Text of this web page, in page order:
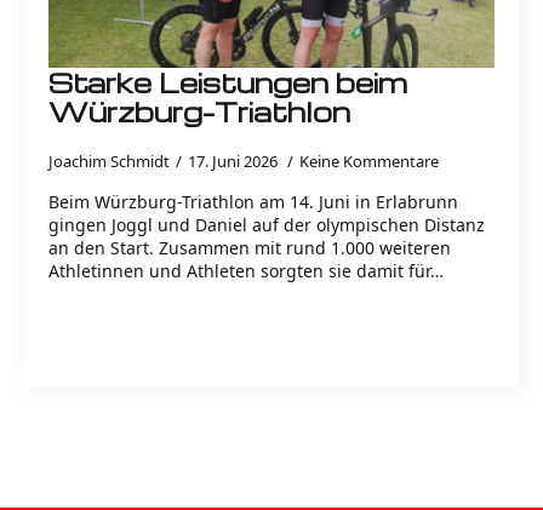
Starke Leistungen beim
Würzburg-Triathlon
Joachim Schmidt 17. Juni 2026 Keine Kommentare
Beim Würzburg-Triathlon am 14. Juni in Erlabrunn
gingen Joggl und Daniel auf der olympischen Distanz
an den Start. Zusammen mit rund 1.000 weiteren
Athletinnen und Athleten sorgten sie damit für…